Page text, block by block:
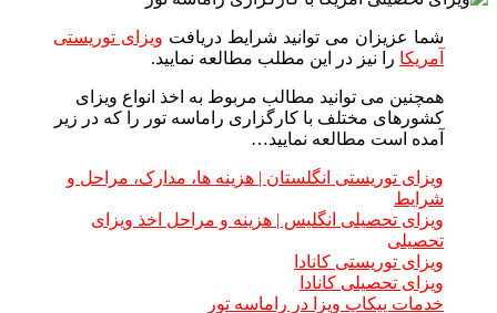
شما عزیزان می توانید شرایط دریافت ویزای توریستی
آمریکا را نیز در این مطلب مطالعه نمایید.
همچنین می توانید مطالب مربوط به اخذ انواع ویزای
کشورهای مختلف با کارگزاری راماسه تور را که در زیر
آمده است مطالعه نمایید…
ویزای توریستی انگلستان | هزینه ها، مدارک، مراحل و
شرایط
ویزای تحصیلی انگلیس | هزینه و مراحل اخذ ویزای
تحصیلی
ویزای توریستی کانادا
ویزای تحصیلی کانادا
خدمات پیکاپ ویزا در راماسه تور